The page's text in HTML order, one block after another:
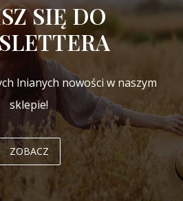
SIĘ DO
lnianych nowości w naszym
sklepie!
ZOBACZ